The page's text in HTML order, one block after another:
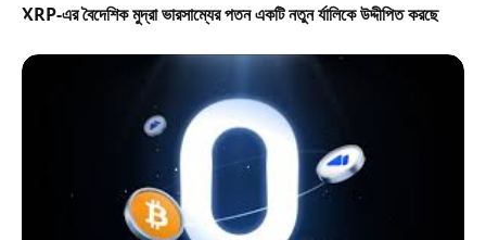
XRP-এর বৈদেশিক মুদ্রা ভারসাম্যের পতন একটি নতুন র্যালিকে উদ্দীপিত করছে